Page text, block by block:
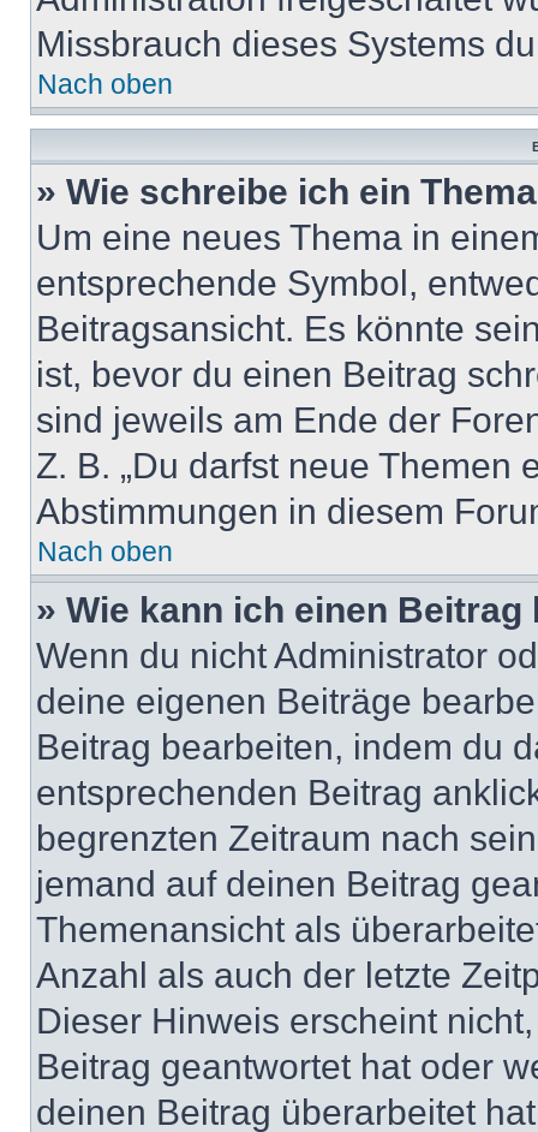
Missbrauch dieses Systems
Nach oben
» Wie schreibe ich ein
Um eine neues Thema in
entsprechende Symbol,
Beitragsansicht. Es könnte
ist, bevor du einen Beitrag
sind jeweils am Ende der
Z. B. „Du darfst neue Themen
Abstimmungen in diesem
Nach oben
» Wie kann ich einen
Wenn du nicht Administrator
deine eigenen Beiträge
Beitrag bearbeiten, indem du
entsprechenden Beitrag
begrenzten Zeitraum nach
jemand auf deinen Beitrag
Themenansicht als
Anzahl als auch der letzte
Dieser Hinweis erscheint
Beitrag geantwortet hat oder
deinen Beitrag überarbeitet